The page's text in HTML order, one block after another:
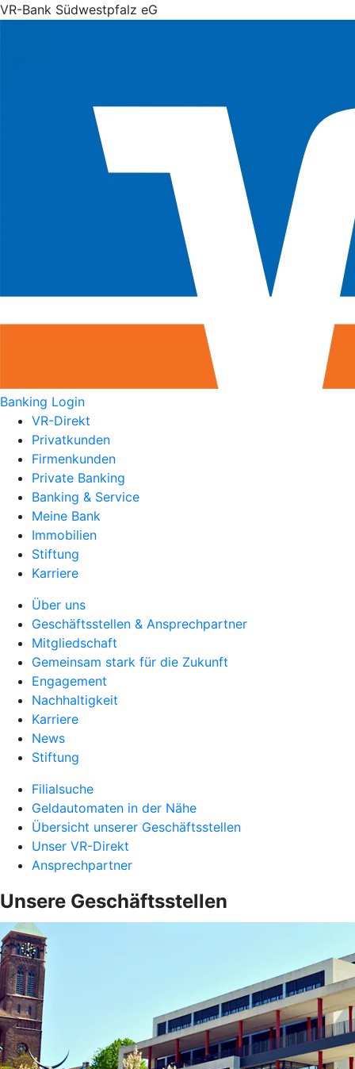
VR-Bank Südwestpfalz eG
Banking Login
VR-Direkt
Privatkunden
Firmenkunden
Private Banking
Banking & Service
Meine Bank
Immobilien
Stiftung
Karriere
Über uns
Geschäftsstellen & Ansprechpartner
Mitgliedschaft
Gemeinsam stark für die Zukunft
Engagement
Nachhaltigkeit
Karriere
News
Stiftung
Filialsuche
Geldautomaten in der Nähe
Übersicht unserer Geschäftsstellen
Unser VR-Direkt
Ansprechpartner
Unsere Geschäftsstellen